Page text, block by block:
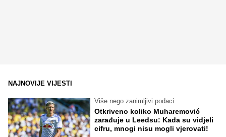
NAJNOVIJE VIJESTI
Više nego zanimljivi podaci
Otkriveno koliko Muharemović
zarađuje u Leedsu: Kada su vidjeli
cifru, mnogi nisu mogli vjerovati!